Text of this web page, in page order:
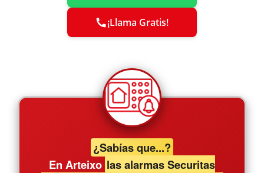
¡Llama Gratis!
¿Sabías que...?
En Arteixo las alarmas Securitas